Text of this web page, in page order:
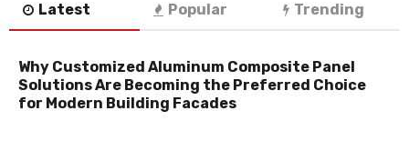
Latest Popular Trending
Why Customized Aluminum Composite Panel
Solutions Are Becoming the Preferred Choice
for Modern Building Facades